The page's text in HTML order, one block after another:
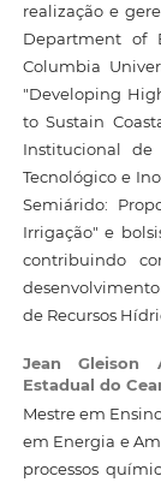
realização e
Department of
Columbia
"Developing
to Sustain
Institucional de
Tecnológico e
Semiárido:
Irrigação" e
contribuindo
de Recursos
Jean Gleison
Estadual do
Mestre em
em Energia e
processos